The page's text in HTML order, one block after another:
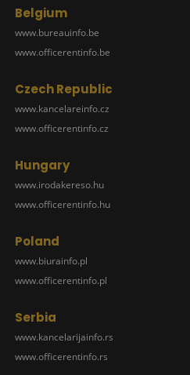
Belgium
www.bureauinfo.be
www.officerentinfo.be
Czech Republic
www.kancelareinfo.cz
www.officerentinfo.cz
Hungary
www.irodakereso.hu
www.officerentinfo.hu
Poland
www.biurainfo.pl
www.officerentinfo.pl
Serbia
www.kancelarijainfo.rs
www.officerentinfo.rs